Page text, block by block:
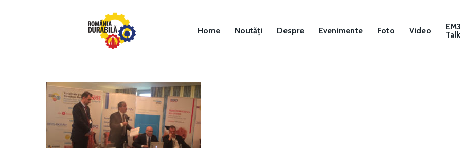
Hit enter to search or ESC to close
Home Noutăți Despre Evenimente Foto Video
Talk